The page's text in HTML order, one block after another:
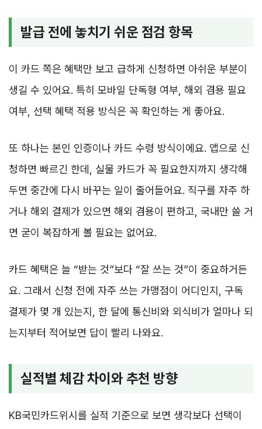
발급 전에 놓치기 쉬운 점검 항목
이 카드 쪽은 혜택만 보고 급하게 신청하면 아쉬운 부분이
생길 수 있어요. 특히 모바일 단독형 여부, 해외 겸용 필요
여부, 선택 혜택 적용 방식은 꼭 확인하는 게 좋아요.
또 하나는 본인 인증이나 카드 수령 방식이에요. 앱으로 신
청하면 빠르긴 한데, 실물 카드가 꼭 필요한지까지 생각해
두면 중간에 다시 바꾸는 일이 줄어들어요. 직구를 자주 하
거나 해외 결제가 있으면 해외 겸용이 편하고, 국내만 쓸 거
면 굳이 복잡하게 볼 필요는 없어요.
카드 혜택은 늘 “받는 것”보다 “잘 쓰는 것”이 중요하거든
요. 그래서 신청 전에 자주 쓰는 가맹점이 어디인지, 구독
결제가 몇 개 있는지, 한 달에 통신비와 외식비가 얼마나 되
는지부터 적어보면 답이 빨리 나와요.
실적별 체감 차이와 추천 방향
KB국민카드위시를 실적 기준으로 보면 생각보다 선택이